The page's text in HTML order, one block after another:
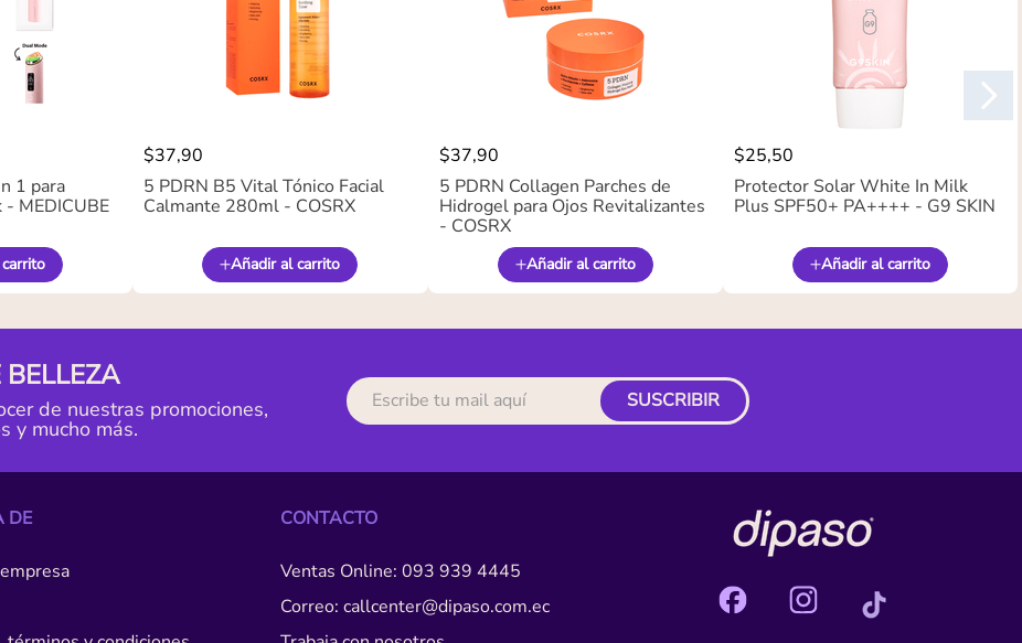
1 para
- MEDICUBE
$37,90
5 PDRN B5 Vital Tónico Facial
Calmante 280ml - COSRX
Añadir al carrito
$37,90
5 PDRN Collagen Parches de
Hidrogel para Ojos Revitalizantes
- COSRX
Añadir al carrito
$25,50
Protector Solar White In Milk
Plus SPF50+ PA++++ - G9 SKIN
Añadir al carrito
de nuestras promociones,
y mucho más.
SUSCRIBIR
DE CONTACTO
Ventas Online: 093 939 4445
Correo: callcenter@dipaso.com.ec